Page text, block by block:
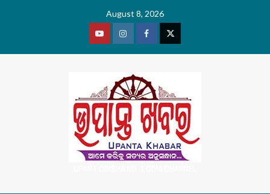
August 8, 2026
YoutubeVimeoFacebookTwitter